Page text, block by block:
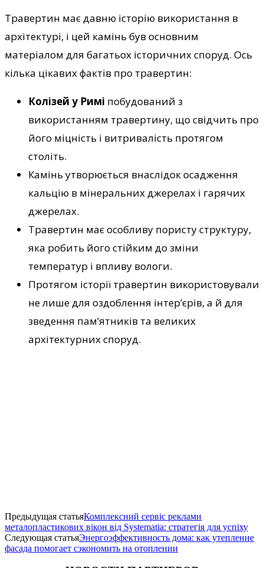
Травертин має давню історію використання в
архітектурі, і цей камінь був основним
матеріалом для багатьох історичних споруд. Ось
кілька цікавих фактів про травертин:
Колізей у Римі побудований з
використанням травертину, що свідчить про
його міцність і витривалість протягом
століть.
Камінь утворюється внаслідок осадження
кальцію в мінеральних джерелах і гарячих
джерелах.
Травертин має особливу пористу структуру,
яка робить його стійким до зміни
температур і впливу вологи.
Протягом історії травертин використовували
не лише для оздоблення інтер’єрів, а й для
зведення пам’ятників та великих
архітектурних споруд.
Предыдущая статьяКомплексний сервіс реклами
металопластикових вікон від Systematia: стратегія для успіху
Следующая статьяЭнергоэффективность дома: как утепление
фасада помогает сэкономить на отоплении